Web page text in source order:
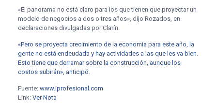
«El panorama no está claro para los que tienen que proyectar un
modelo de negocios a dos o tres años», dijo Rozados, en
declaraciones divulgadas por Clarín.
«Pero se proyecta crecimiento de la economía para este año, la
gente no está endeudada y hay actividades a las que les va bien.
Esto tiene que derramar sobre la construcción, aunque los
costos subirán», anticipó.
Fuente: www.iprofesional.com
Link: Ver Nota